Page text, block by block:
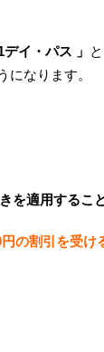
イ・パス 」
になります。
を適用するこ
の割引を受け